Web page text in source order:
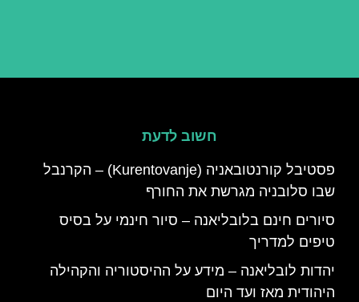
חשוב לדעת
פסטיבל קורנטובאניה (Kurentovanje) – הקרנבל
שבו סלובניה מגרשת את החורף
סיורים חינם בלובליאנה – סיור חינמי על בסיס
טיפים למדריך
יהדות לובליאנה – מידע על ההיסטוריה והקהילה
היהודית מאז ועד היום